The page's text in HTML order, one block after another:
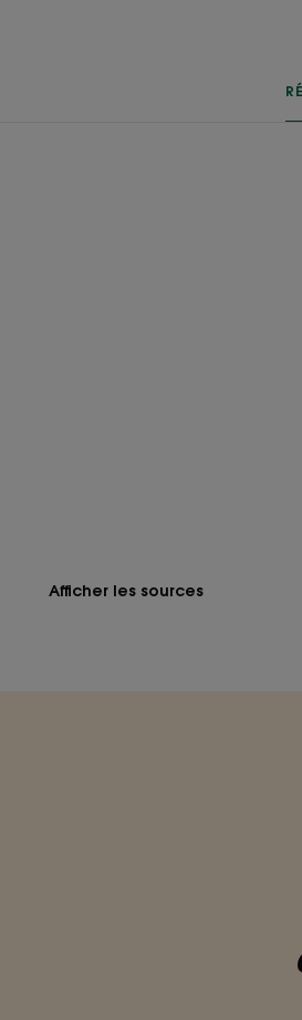
Afficher les sources